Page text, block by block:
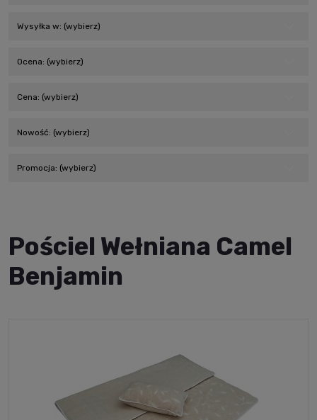
Wysyłka w: (wybierz)
Ocena: (wybierz)
Cena: (wybierz)
Nowość: (wybierz)
Promocja: (wybierz)
Pościel Wełniana Camel
Benjamin